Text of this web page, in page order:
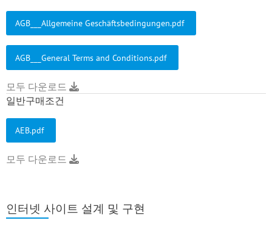
AGB___Allgemeine Geschäftsbedingungen.pdf
AGB___General Terms and Conditions.pdf
모두 다운로드
일반구매조건
AEB.pdf
모두 다운로드
인터넷 사이트 설계 및 구현